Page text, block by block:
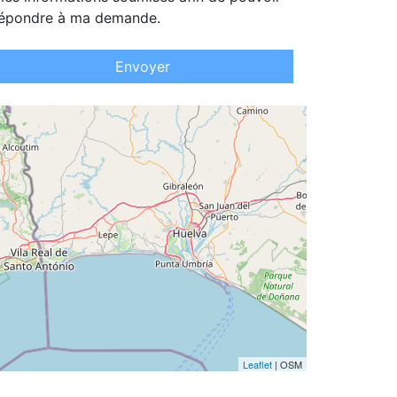
à ma demande.
Envoyer
Leaflet | OSM